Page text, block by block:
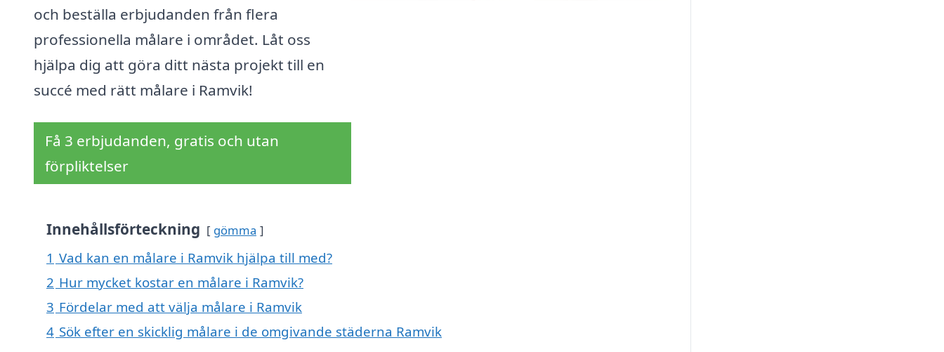
och beställa erbjudanden från flera
professionella målare i området. Låt oss
hjälpa dig att göra ditt nästa projekt till en
succé med rätt målare i Ramvik!
Få 3 erbjudanden, gratis och utan
förpliktelser
Innehållsförteckning gömma
1 Vad kan en målare i Ramvik hjälpa till med?
2 Hur mycket kostar en målare i Ramvik?
3 Fördelar med att välja målare i Ramvik
4 Sök efter en skicklig målare i de omgivande städerna Ramvik